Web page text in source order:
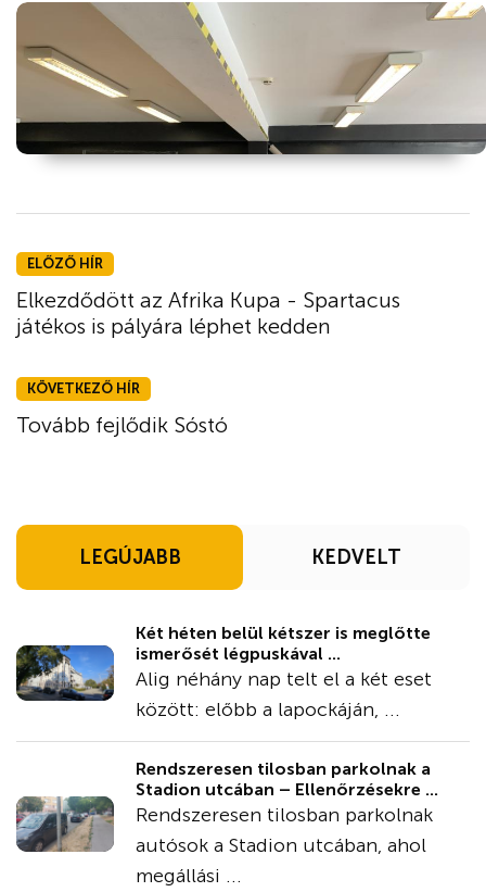
ELŐZŐ HÍR
Elkezdődött az Afrika Kupa - Spartacus
játékos is pályára léphet kedden
KÖVETKEZŐ HÍR
Tovább fejlődik Sóstó
LEGÚJABB KEDVELT
Két héten belül kétszer is meglőtte
ismerősét légpuskával ...
Alig néhány nap telt el a két eset
között: előbb a lapockáján, ...
Rendszeresen tilosban parkolnak a
Stadion utcában – Ellenőrzésekre ...
Rendszeresen tilosban parkolnak
autósok a Stadion utcában, ahol
megállási ...